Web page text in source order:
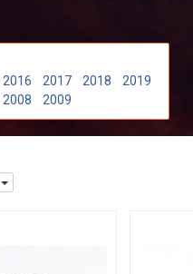
2016 2017 2018
2019
2008 2009